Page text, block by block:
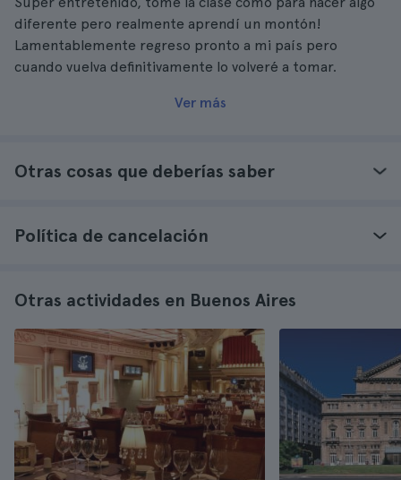
diferente pero realmente aprendí un montón!
Lamentablemente regreso pronto a mi país pero
cuando vuelva definitivamente lo volveré a tomar.
Ver más
Otras cosas que deberías saber
Política de cancelación
Otras actividades en Buenos Aires